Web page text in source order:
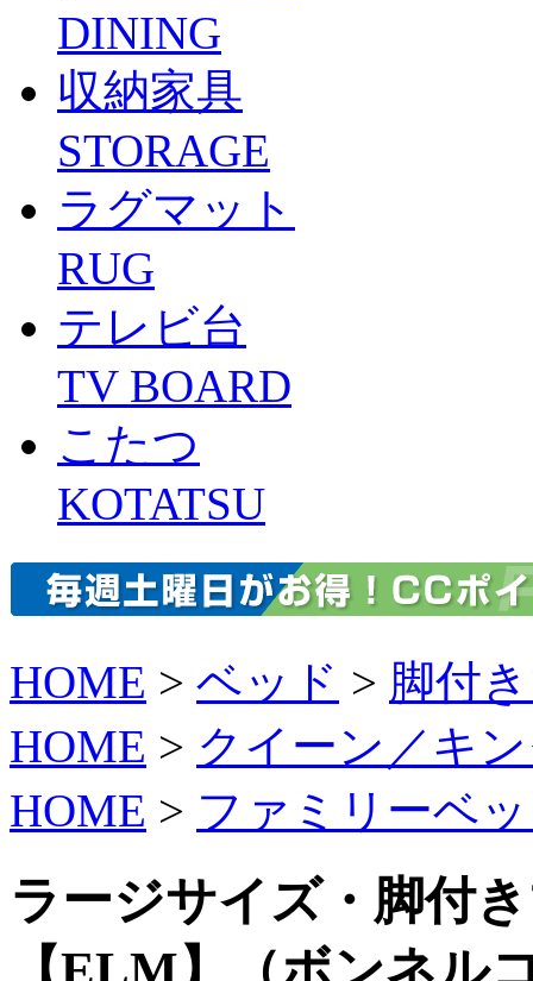
DINING
収納家具
STORAGE
ラグマット
RUG
テレビ台
TV BOARD
こたつ
KOTATSU
HOME > ベッド > 脚付
HOME > クイーン／キ
HOME > ファミリーベ
ラージサイズ・脚付
【ELM】（ボンネル